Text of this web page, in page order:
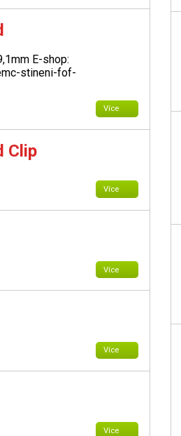
E-shop:
stineni-fof-
Více
Clip
Více
Více
Více
Více